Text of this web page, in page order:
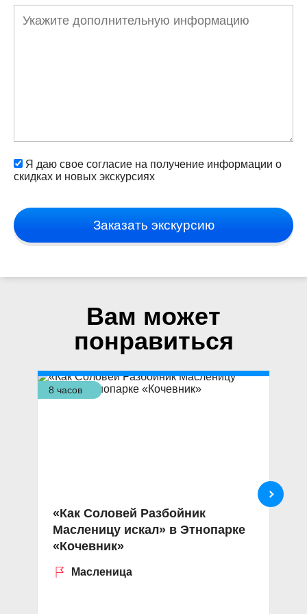
Я даю свое согласие на получение информации о
скидках и новых экскурсиях
Заказать экскурсию
Вам может
понравиться
8 часов
«Как Соловей Разбойник
Масленицу искал» в Этнопарке
«Кочевник»
Масленица